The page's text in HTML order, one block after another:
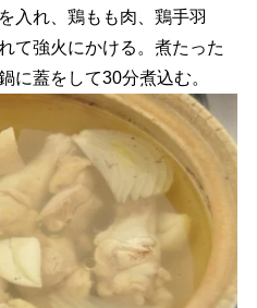
入れ、鶏もも肉、鶏手羽
て強火にかける。煮たった
に蓋をして30分煮込む。